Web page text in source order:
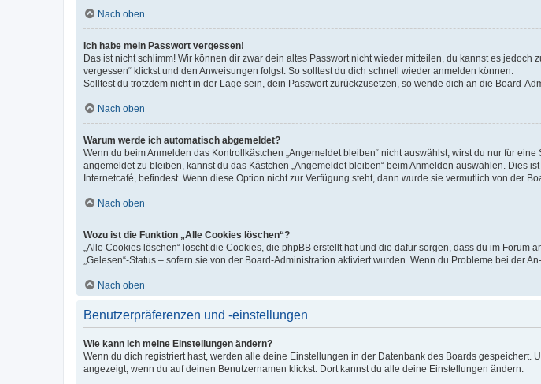
Nach oben
Ich habe mein Passwort vergessen!
Das ist nicht schlimm! Wir können dir zwar dein altes Passwort nicht wieder mitteilen, du kannst es
vergessen“ klickst und den Anweisungen folgst. So solltest du dich schnell wieder anmelden können.
Solltest du trotzdem nicht in der Lage sein, dein Passwort zurückzusetzen, so wende dich an die Board-
Nach oben
Warum werde ich automatisch abgemeldet?
Wenn du beim Anmelden das Kontrollkästchen „Angemeldet bleiben“ nicht auswählst, wirst du nur für
angemeldet zu bleiben, kannst du das Kästchen „Angemeldet bleiben“ beim Anmelden auswählen. Dies
Internetcafé, befindest. Wenn diese Option nicht zur Verfügung steht, dann wurde sie vermutlich von der
Nach oben
Wozu ist die Funktion „Alle Cookies löschen“?
„Alle Cookies löschen“ löscht die Cookies, die phpBB erstellt hat und die dafür sorgen, dass du im
„Gelesen“-Status – sofern sie von der Board-Administration aktiviert wurden. Wenn du Probleme bei der
Nach oben
Benutzerpräferenzen und -einstellungen
Wie kann ich meine Einstellungen ändern?
Wenn du dich registriert hast, werden alle deine Einstellungen in der Datenbank des Boards gespeichert.
angezeigt, wenn du auf deinen Benutzernamen klickst. Dort kannst du alle deine Einstellungen ändern.